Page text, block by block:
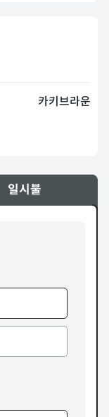
카키브라운
일시불